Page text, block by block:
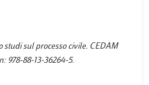
studi sul processo civile. CEDAM
978-88-13-36264-5.